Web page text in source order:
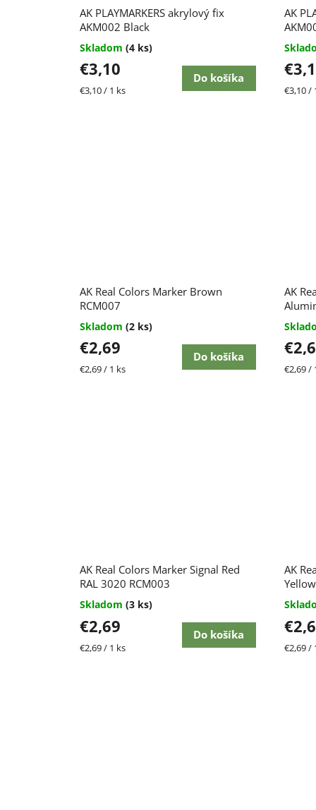
t
o
v
r
o
d
AK PLAYMARKERS akrylový fix
AKM002 Black
Skladom (4 ks)
€3,10
Jednotková
€3,10 / 1 ks
Do košíka
AK
€3,10 /
AK Real Colors Marker Brown
RCM007
Skladom (2 ks)
€2,69
Jednotková
€2,69 / 1 ks
Do košíka
AK
€2,69 /
AK Real Colors Marker Signal Red
RAL 3020 RCM003
Skladom (3 ks)
€2,69
Jednotková
€2,69 / 1 ks
Do košíka
AK
€2,69 /